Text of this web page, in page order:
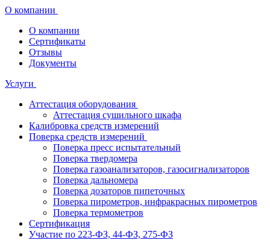
О компании
О компании
Сертификаты
Отзывы
Документы
Услуги
Аттестация оборудования
Аттестация сушильного шкафа
Калибровка средств измерений
Поверка средств измерений
Поверка пресс испытательный
Поверка твердомера
Поверка газоанализаторов, газосигнализаторов
Поверка дальномера
Поверка дозаторов пипеточных
Поверка пирометров, инфракрасных пирометров
Поверка термометров
Сертификация
Участие по 223-ФЗ, 44-ФЗ, 275-ФЗ